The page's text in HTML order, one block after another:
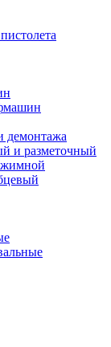
демонтажа
и разметочный